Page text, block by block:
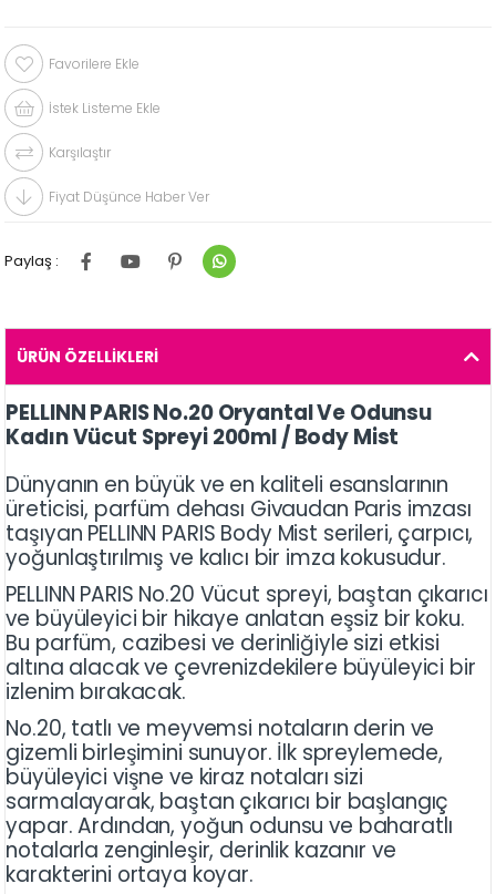
Favorilere Ekle
İstek Listeme Ekle
Karşılaştır
Fiyat Düşünce Haber Ver
Paylaş :
ÜRÜN ÖZELLIKLERI
PELLINN PARIS No.20 Oryantal Ve Odunsu
Kadın Vücut Spreyi 200ml / Body Mist
Dünyanın en büyük ve en kaliteli esanslarının
üreticisi, parfüm dehası Givaudan Paris imzası
taşıyan PELLINN PARIS Body Mist serileri, çarpıcı,
yoğunlaştırılmış ve kalıcı bir imza kokusudur.
PELLINN PARIS No.20 Vücut spreyi, baştan çıkarıcı
ve büyüleyici bir hikaye anlatan eşsiz bir koku.
Bu parfüm, cazibesi ve derinliğiyle sizi etkisi
altına alacak ve çevrenizdekilere büyüleyici bir
izlenim bırakacak.
No.20, tatlı ve meyvemsi notaların derin ve
gizemli birleşimini sunuyor. İlk spreylemede,
büyüleyici vişne ve kiraz notaları sizi
sarmalayarak, baştan çıkarıcı bir başlangıç
yapar. Ardından, yoğun odunsu ve baharatlı
notalarla zenginleşir, derinlik kazanır ve
karakterini ortaya koyar.